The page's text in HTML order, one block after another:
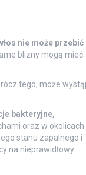
nie może przebić
blizny mogą mieć
tego, może
bakteryjne,
oraz w okolicach
stanu zapalnego i
na nieprawidłowy